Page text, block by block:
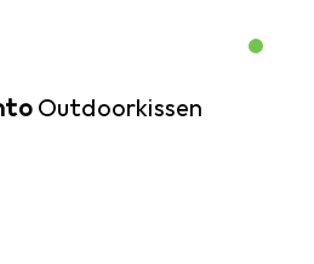
Outdoorkissen